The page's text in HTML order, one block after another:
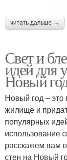
читать дальше →
Свет и
идей для
Новый
Новый год – это
жилище и
популярных
использование
расскажем вам
стен на Новый